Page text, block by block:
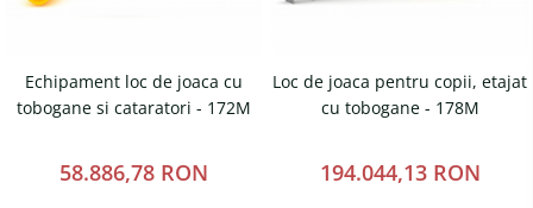
Echipament loc de joaca cu
tobogane si cataratori - 172M
58.886,78 RON
Loc de joaca pentru copii, etajat
cu tobogane - 178M
194.044,13 RON